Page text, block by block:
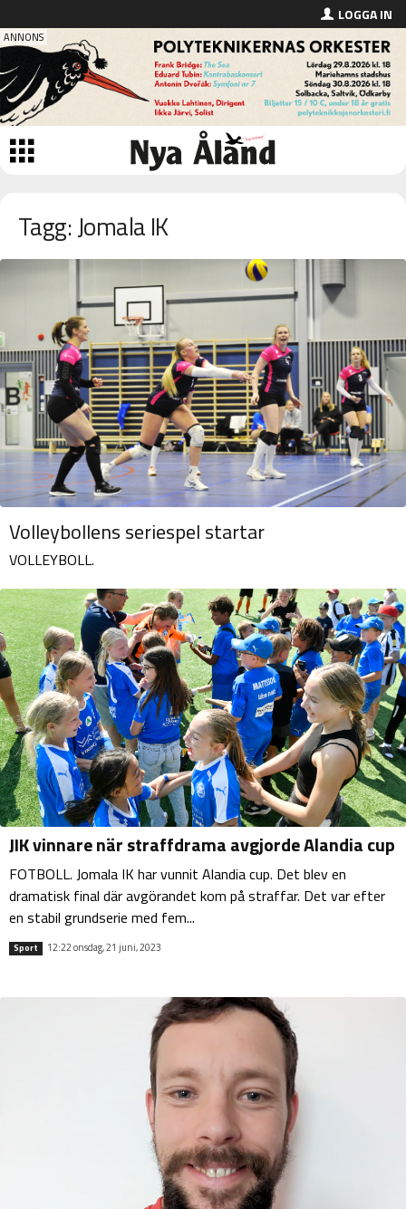
LOGGA IN
Tagg: Jomala IK
Volleybollens seriespel startar
VOLLEYBOLL.
JIK vinnare när straffdrama avgjorde Alandia cup
FOTBOLL. Jomala IK har vunnit Alandia cup. Det blev en
dramatisk final där avgörandet kom på straffar. Det var efter
en stabil grundserie med fem...
Sport 12:22 onsdag, 21 juni, 2023